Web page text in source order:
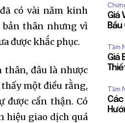
có vài năm kinh
thân nhưng vì
được khắc phục.
đâu là nhược
một điều rằng,
được cẩn thận. Có
hiệu giao dịch quá
Giá
Tầm
Giá
Tầm
Các